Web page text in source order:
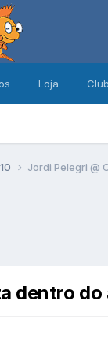
Loja
Jordi Pelegri @
dentro do